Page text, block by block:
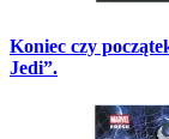
Koniec czy
Jedi”.